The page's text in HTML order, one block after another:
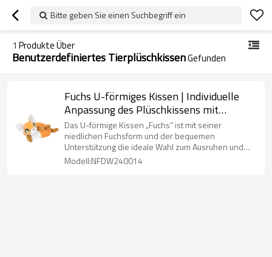
Bitte geben Sie einen Suchbegriff ein
1 Produkte Über
Benutzerdefiniertes TierplüschkissenGefunden
Fuchs U-förmiges Kissen | Individuelle
Anpassung des Plüschkissens mit
Tiermotiv | Für einen angenehmen Schlaf
Das U-förmige Kissen „Fuchs“ ist mit seiner
niedlichen Fuchsform und der bequemen
Unterstützung die ideale Wahl zum Ausruhen und
Schlafen.
Modell:NFDW240014